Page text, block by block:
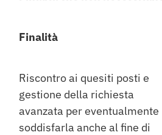
Finalità
Riscontro ai quesiti posti e
gestione della richiesta
avanzata per eventualmente
soddisfarla anche al fine di